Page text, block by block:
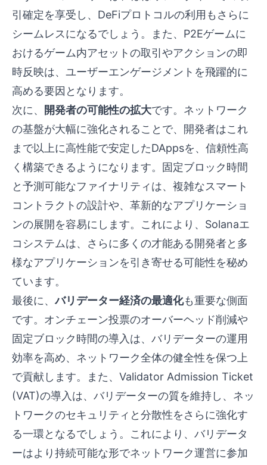
引確定を享受し、DeFiプロトコルの利用もさらに
シームレスになるでしょう。また、P2Eゲームに
おけるゲーム内アセットの取引やアクションの即
時反映は、ユーザーエンゲージメントを飛躍的に
高める要因となります。
次に、
開発者の可能性の拡大です。ネットワーク
の基盤が大幅に強化されることで、開発者はこれ
まで以上に高性能で安定したDAppsを、信頼性高
く構築できるようになります。固定ブロック時間
と予測可能なファイナリティは、複雑なスマート
コントラクトの設計や、革新的なアプリケーショ
ンの展開を容易にします。これにより、Solanaエ
コシステムは、さらに多くの才能ある開発者と多
様なアプリケーションを引き寄せる可能性を秘め
ています。
最後に、バリデーター経済の最適化も重要な側面
です。オンチェーン投票のオーバーヘッド削減や
固定ブロック時間の導入は、バリデーターの運用
効率を高め、ネットワーク全体の健全性を保つ上
で貢献します。また、Validator Admission Ticket
(VAT)の導入は、バリデーターの質を維持し、ネッ
トワークのセキュリティと分散性をさらに強化す
る一環となるでしょう。これにより、バリデータ
ーはより持続可能な形でネットワーク運営に参加